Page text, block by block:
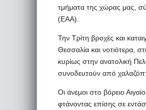
τμήματα της χώρας μας,
(ΕΑΑ).
Την Τρίτη βροχές και
Θεσσαλία και νοτιότερα,
κυρίως στην ανατολική
συνοδευτούν από
Οι άνεμοι στο βόρειο
φτάνοντας επίσης σε